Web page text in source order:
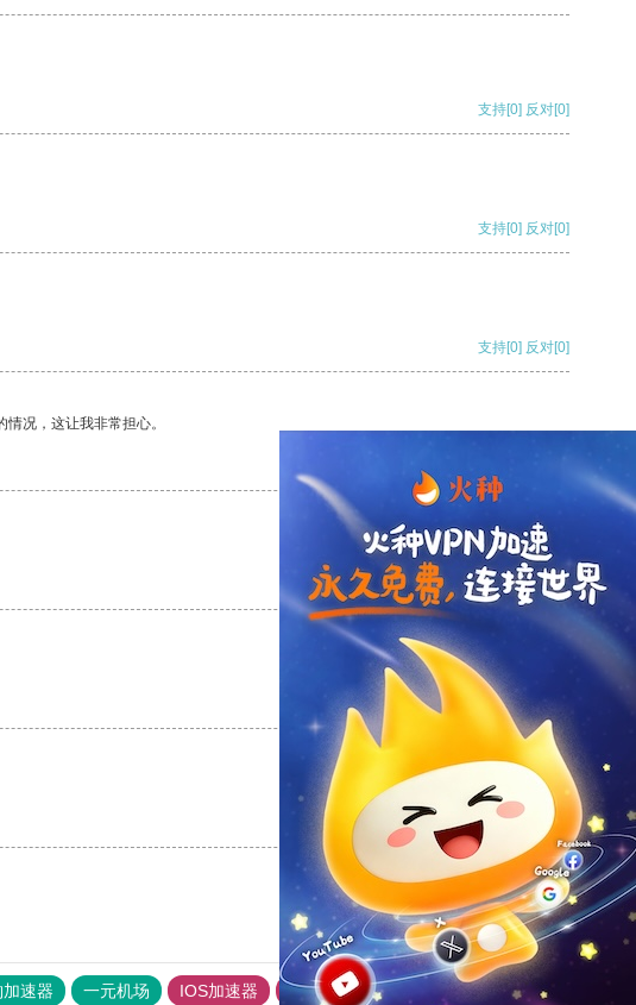
支持[0] 反对[0]
支持[0] 反对[0]
支持[0] 反对[0]
况，这让我非常担心。
支持 [0] 反对[0]
支持[0] 反对
支持[0] 反对[0]
速器 一元机场 IOS加速器 旋风加速度器 ios加速器